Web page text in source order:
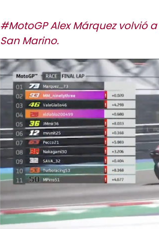
#MotoGP Alex Márquez volvió
San Marino.